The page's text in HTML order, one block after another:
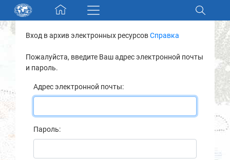
Skip navigation
Разделы и коллекции
Электронный каталог
Новости
О нас
Вход в архив электронных ресурсовСправка
Пожалуйста, введите Ваш адрес электронной почты
и пароль.
Адрес электронной почты:
Пароль: